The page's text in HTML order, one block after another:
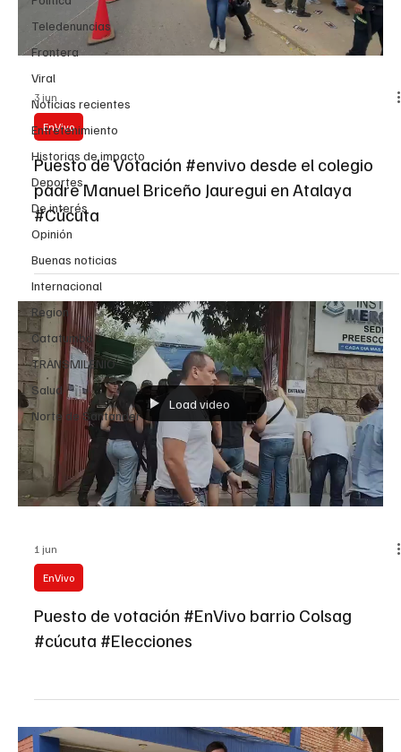
Teledenuncias
Frontera
Viral
Noticias recientes
Entretenimiento
Historias de impacto
Deportes
De interés
Opinión
Buenas noticias
Internacional
Region
Catatumbo
TRANSMILENIO
Salud
Norte de Santander
3 jun
EnVivo
Puesto de Votación #envivo desde el colegio
padre Manuel Briceño Jauregui en Atalaya
#Cúcuta
Load video
1 jun
EnVivo
Puesto de votación #EnVivo barrio Colsag
#cúcuta #Elecciones